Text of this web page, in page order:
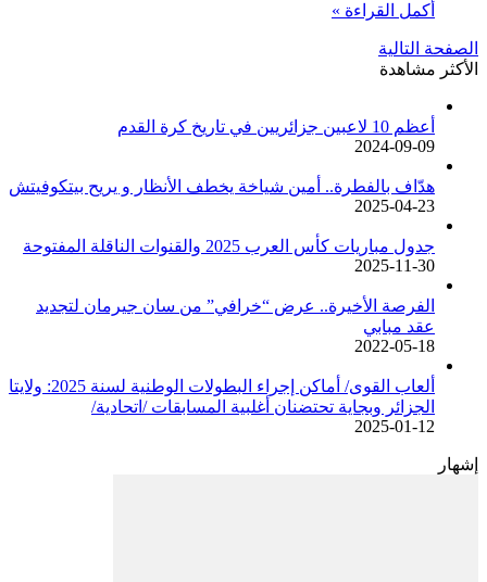
أكمل القراءة »
الصفحة التالية
الأكثر مشاهدة
أعظم 10 لاعبين جزائريين في تاريخ كرة القدم
2024-09-09
هدّاف بالفطرة.. أمين شياخة يخطف الأنظار و يريح بيتكوفيتش
2025-04-23
جدول مباريات كأس العرب 2025 والقنوات الناقلة المفتوحة
2025-11-30
الفرصة الأخيرة.. عرض “خرافي” من سان جيرمان لتجديد
عقد مبابي
2022-05-18
ألعاب القوى/ أماكن إجراء البطولات الوطنية لسنة 2025: ولايتا
الجزائر وبجاية تحتضنان أغلبية المسابقات /اتحادية/
2025-01-12
إشهار